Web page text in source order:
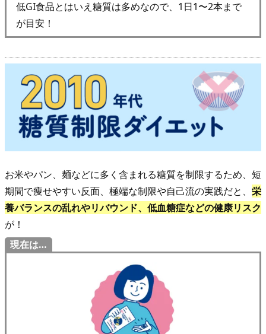
キ
ャ
ベ
ツ
ダ
イ
エ
ッ
ト
3.
注
目
イ
エ
低GI食品とはいえ糖質は多めなので、1日1〜2本まで
が目安！
お米やパン、麺などに多く含まれる糖質を制限するため、短
期間で痩せやすい反面、極端な制限や自己流の実践だと、 栄
養バランスの乱れやリバウンド、低血糖症などの健康リスク
が！
現在は…